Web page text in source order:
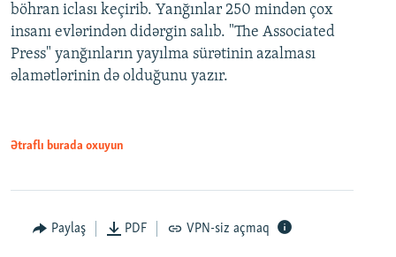
böhran iclası keçirib. Yanğınlar 250 mindən çox
insanı evlərindən didərgin salıb. "The Associated
Press" yanğınların yayılma sürətinin azalması
əlamətlərinin də olduğunu yazır.
Ətraflı burada oxuyun
Paylaş PDF VPN-siz açmaq